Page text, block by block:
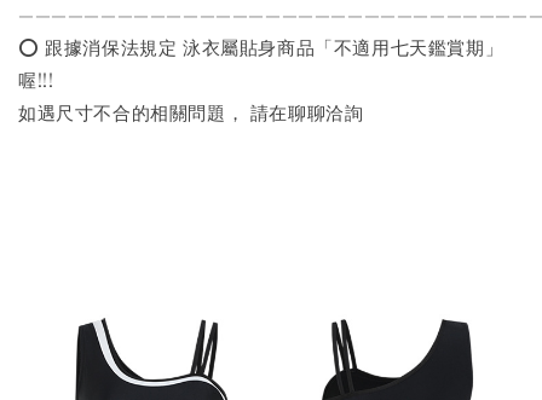
⭕️ 跟據消保法規定 泳衣屬貼身商品「不適用七天鑑賞期」
喔!!!
如遇尺寸不合的相關問題， 請在聊聊洽詢